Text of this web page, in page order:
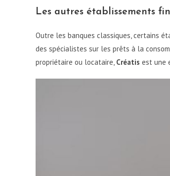
Les autres établissements
Outre les banques classiques, certains
des spécialistes sur les prêts à la
propriétaire ou locataire, Créatis est une